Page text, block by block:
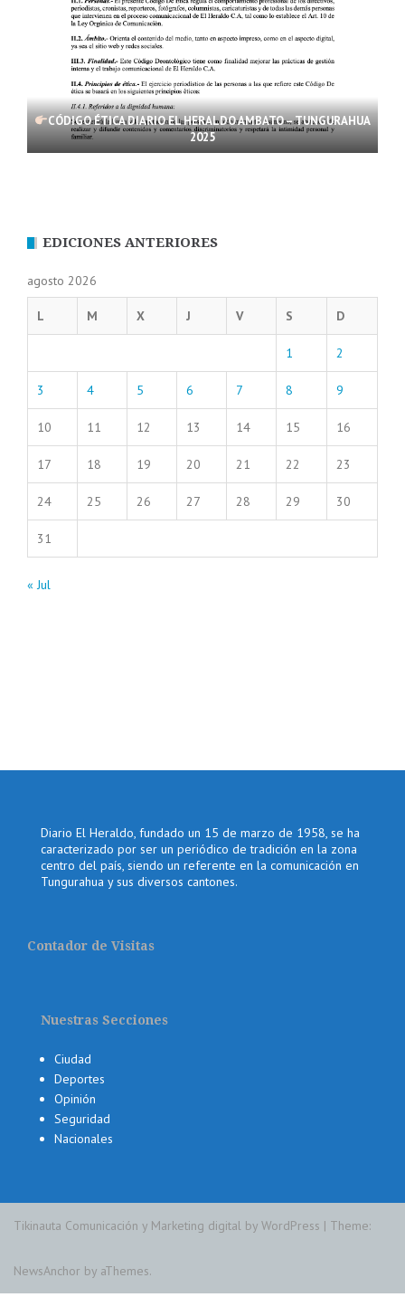
CÓDIGO ÉTICA DIARIO EL HERALDO AMBATO – TUNGURAHUA
2025
EDICIONES ANTERIORES
agosto 2026
L M X J V S D
1 2
3 4 5 6 7 8 9
10 11 12 13 14 15 16
17 18 19 20 21 22 23
24 25 26 27 28 29 30
31
« Jul
Diario El Heraldo, fundado un 15 de marzo de 1958, se ha
caracterizado por ser un periódico de tradición en la zona
centro del país, siendo un referente en la comunicación en
Tungurahua y sus diversos cantones.
Contador de Visitas
Nuestras Secciones
Ciudad
Deportes
Opinión
Seguridad
Nacionales
Tikinauta Comunicación y Marketing digital by WordPress | Theme:
NewsAnchor by aThemes.